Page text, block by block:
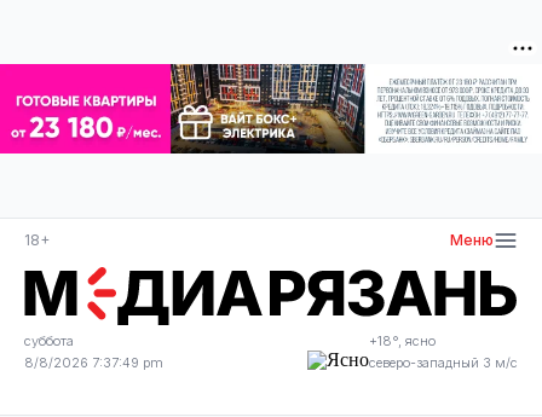
18+ Меню
суббота
8/8/2026 7:37:49 pm
+18°, ясно
северо-западный 3 м/с